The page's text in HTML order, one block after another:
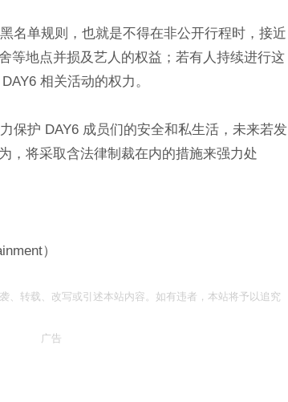
名单规则，也就是不得在非公开行程时，接近
等地点并损及艺人的权益；若有人持续进行这
相关活动的权力。
保护 DAY6 成员们的安全和私生活，未来若发
，将采取含法律制裁在内的措施来强力处
）
、转载、改写或引述本站内容。如有违者，本站将予以追究
广告